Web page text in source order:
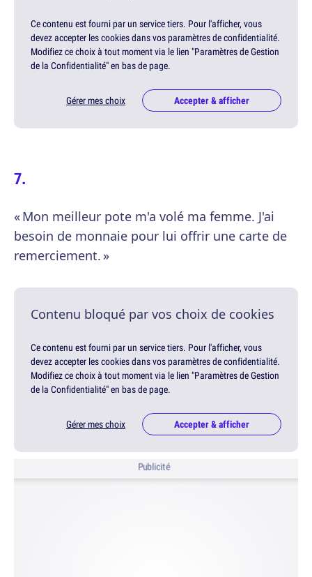
Ce contenu est fourni par un service tiers. Pour l'afficher, vous
devez accepter les cookies dans vos paramètres de confidentialité.
Modifiez ce choix à tout moment via le lien "Paramètres de Gestion
de la Confidentialité" en bas de page.
Gérer mes choix Accepter & afficher
« Mon meilleur pote m'a volé ma femme. J'ai
besoin de monnaie pour lui offrir une carte de
remerciement. »
Contenu bloqué par vos choix de cookies
Ce contenu est fourni par un service tiers. Pour l'afficher, vous
devez accepter les cookies dans vos paramètres de confidentialité.
Modifiez ce choix à tout moment via le lien "Paramètres de Gestion
de la Confidentialité" en bas de page.
Gérer mes choix Accepter & afficher
Publicité